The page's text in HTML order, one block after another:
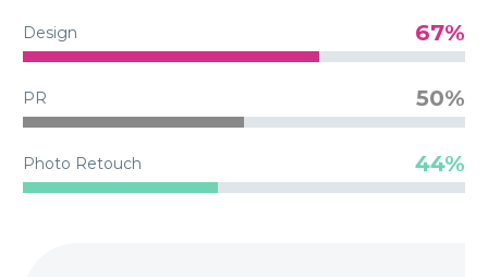
Design 67%
PR 50%
Photo Retouch 44%